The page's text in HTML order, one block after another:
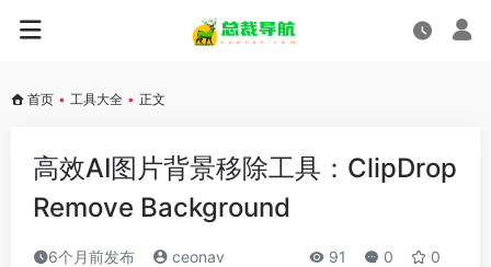
首页 • 工具大全 • 正文
高效AI图片背景移除工具：ClipDrop
Remove Background
6个月前发布 ceonav 91 0 0